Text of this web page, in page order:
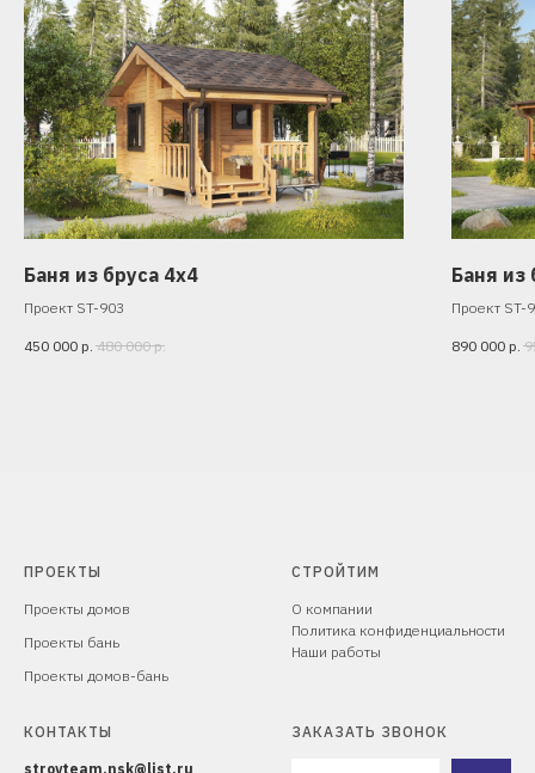
Баня из бруса 4х4
Проект ST-903
450 000 р. 480 000 р.
Баня из
Проект ST-
890 000 р.
ПРОЕКТЫ
Проекты домов
Проекты бань
Проекты домов-бань
СТРОЙТИМ
О компании
Политика конфиденциальности
Наши работы
КОНТАКТЫ
stroyteam.nsk@list.ru
ЗАКАЗАТЬ ЗВОНОК